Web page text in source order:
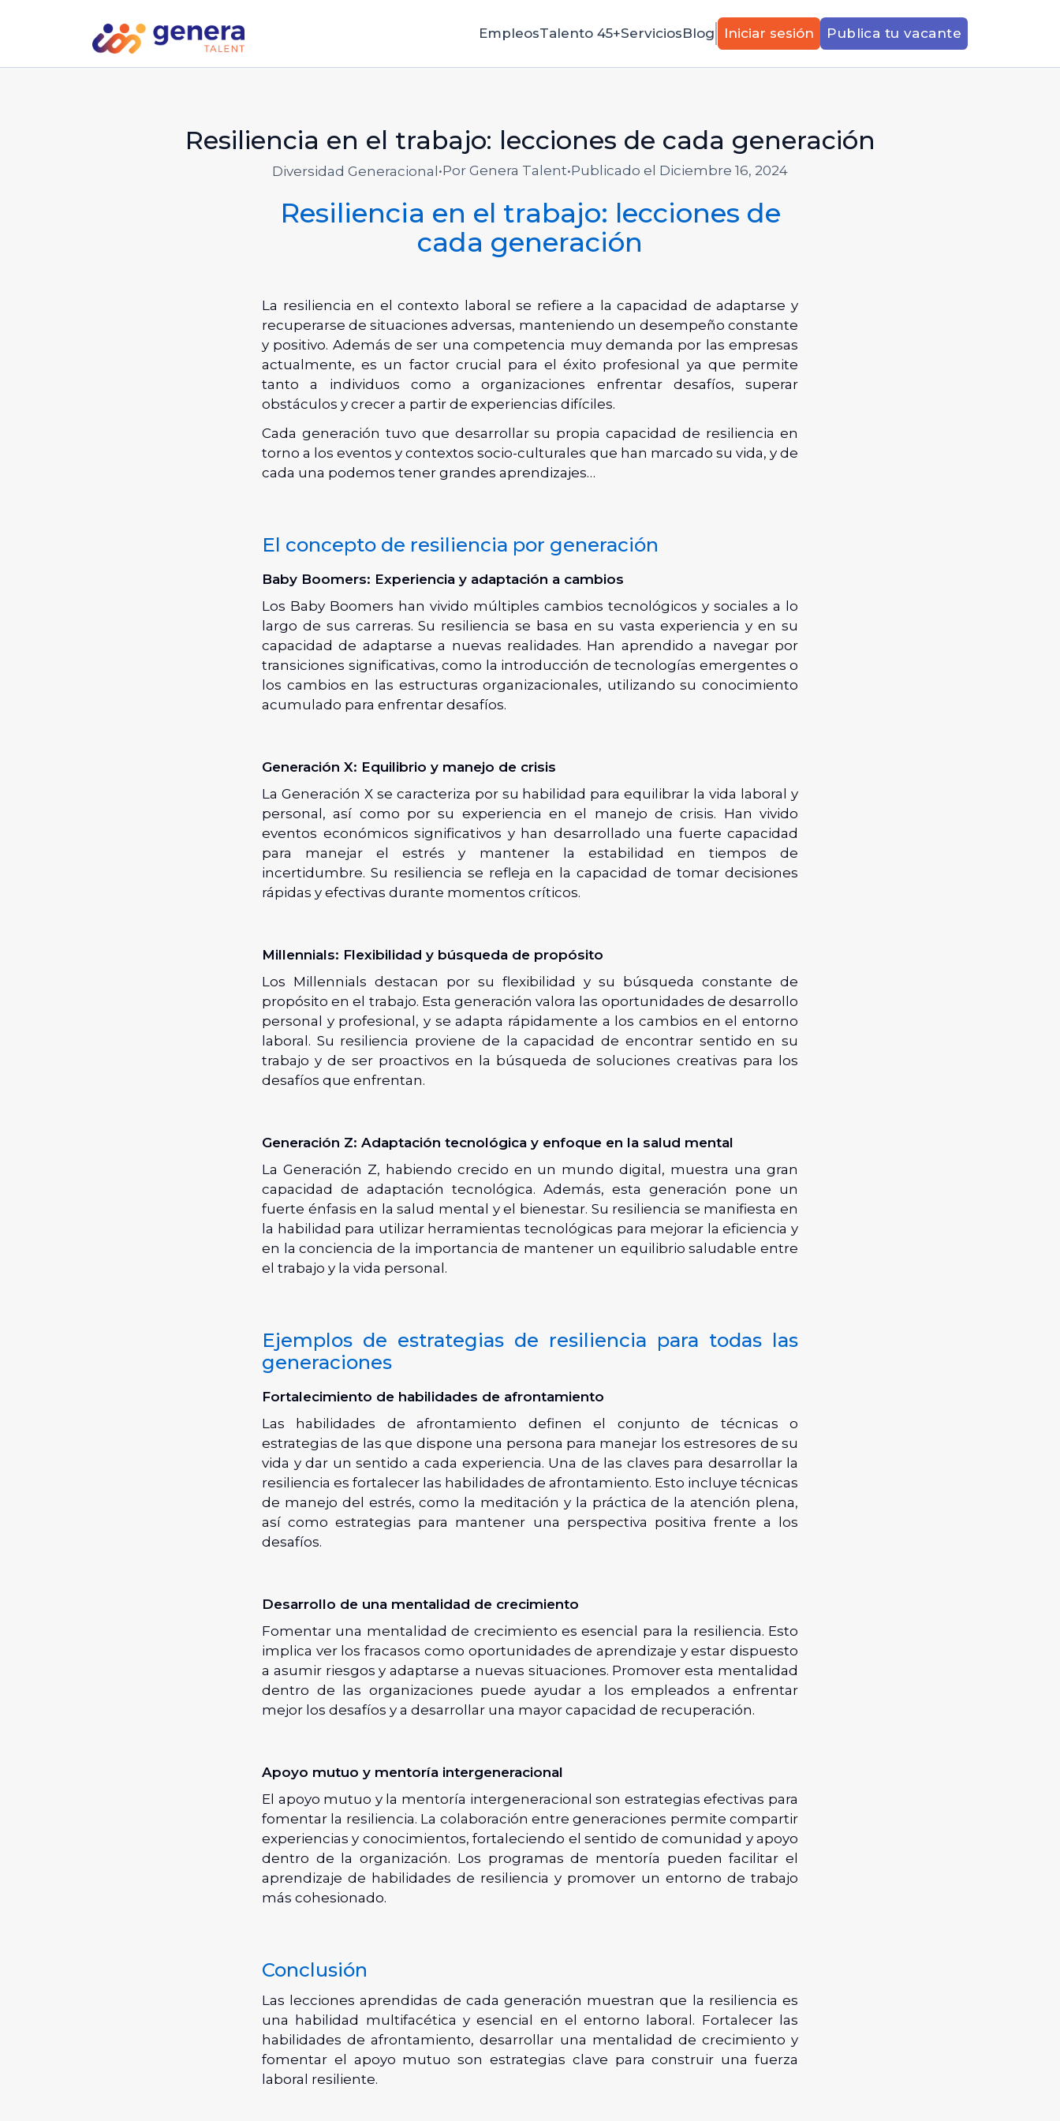
EmpleosTalento 45+ServiciosBlog Iniciar sesión Publica tu vacante
Resiliencia en el trabajo: lecciones de cada generación
Diversidad Generacional •Por Genera Talent•Publicado el Diciembre 16, 2024
Resiliencia en el trabajo: lecciones de
cada generación
La resiliencia en el contexto laboral se refiere a la capacidad de adaptarse y
recuperarse de situaciones adversas, manteniendo un desempeño constante
y positivo. Además de ser una competencia muy demanda por las empresas
actualmente, es un factor crucial para el éxito profesional ya que permite
tanto a individuos como a organizaciones enfrentar desafíos, superar
obstáculos y crecer a partir de experiencias difíciles.
Cada generación tuvo que desarrollar su propia capacidad de resiliencia en
torno a los eventos y contextos socio-culturales que han marcado su vida, y de
cada una podemos tener grandes aprendizajes…
El concepto de resiliencia por generación
Baby Boomers: Experiencia y adaptación a cambios
Los Baby Boomers han vivido múltiples cambios tecnológicos y sociales a lo
largo de sus carreras. Su resiliencia se basa en su vasta experiencia y en su
capacidad de adaptarse a nuevas realidades. Han aprendido a navegar por
transiciones significativas, como la introducción de tecnologías emergentes o
los cambios en las estructuras organizacionales, utilizando su conocimiento
acumulado para enfrentar desafíos.
Generación X: Equilibrio y manejo de crisis
La Generación X se caracteriza por su habilidad para equilibrar la vida laboral y
personal, así como por su experiencia en el manejo de crisis. Han vivido
eventos económicos significativos y han desarrollado una fuerte capacidad
para manejar el estrés y mantener la estabilidad en tiempos de
incertidumbre. Su resiliencia se refleja en la capacidad de tomar decisiones
rápidas y efectivas durante momentos críticos.
Millennials: Flexibilidad y búsqueda de propósito
Los Millennials destacan por su flexibilidad y su búsqueda constante de
propósito en el trabajo. Esta generación valora las oportunidades de desarrollo
personal y profesional, y se adapta rápidamente a los cambios en el entorno
laboral. Su resiliencia proviene de la capacidad de encontrar sentido en su
trabajo y de ser proactivos en la búsqueda de soluciones creativas para los
desafíos que enfrentan.
Generación Z: Adaptación tecnológica y enfoque en la salud mental
La Generación Z, habiendo crecido en un mundo digital, muestra una gran
capacidad de adaptación tecnológica. Además, esta generación pone un
fuerte énfasis en la salud mental y el bienestar. Su resiliencia se manifiesta en
la habilidad para utilizar herramientas tecnológicas para mejorar la eficiencia y
en la conciencia de la importancia de mantener un equilibrio saludable entre
el trabajo y la vida personal.
Ejemplos de estrategias de resiliencia para todas las
generaciones
Fortalecimiento de habilidades de afrontamiento
Las habilidades de afrontamiento definen el conjunto de técnicas o
estrategias de las que dispone una persona para manejar los estresores de su
vida y dar un sentido a cada experiencia. Una de las claves para desarrollar la
resiliencia es fortalecer las habilidades de afrontamiento. Esto incluye técnicas
de manejo del estrés, como la meditación y la práctica de la atención plena,
así como estrategias para mantener una perspectiva positiva frente a los
desafíos.
Desarrollo de una mentalidad de crecimiento
Fomentar una mentalidad de crecimiento es esencial para la resiliencia. Esto
implica ver los fracasos como oportunidades de aprendizaje y estar dispuesto
a asumir riesgos y adaptarse a nuevas situaciones. Promover esta mentalidad
dentro de las organizaciones puede ayudar a los empleados a enfrentar
mejor los desafíos y a desarrollar una mayor capacidad de recuperación.
Apoyo mutuo y mentoría intergeneracional
El apoyo mutuo y la mentoría intergeneracional son estrategias efectivas para
fomentar la resiliencia. La colaboración entre generaciones permite compartir
experiencias y conocimientos, fortaleciendo el sentido de comunidad y apoyo
dentro de la organización. Los programas de mentoría pueden facilitar el
aprendizaje de habilidades de resiliencia y promover un entorno de trabajo
más cohesionado.
Conclusión
Las lecciones aprendidas de cada generación muestran que la resiliencia es
una habilidad multifacética y esencial en el entorno laboral. Fortalecer las
habilidades de afrontamiento, desarrollar una mentalidad de crecimiento y
fomentar el apoyo mutuo son estrategias clave para construir una fuerza
laboral resiliente.